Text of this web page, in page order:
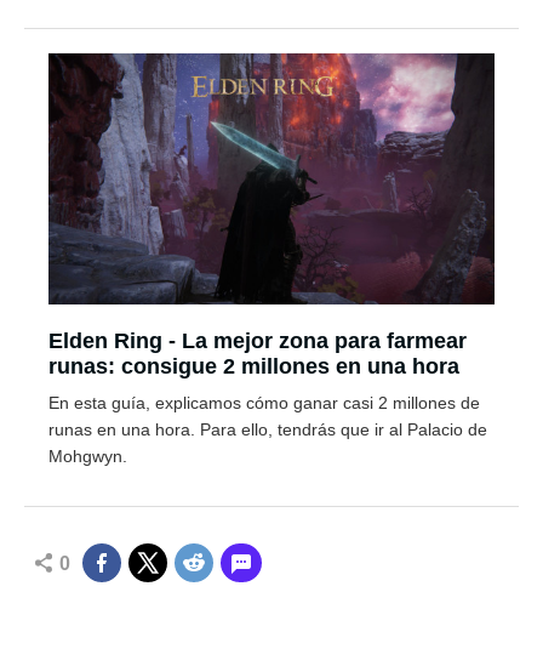
Elden Ring - La mejor zona para farmear
runas: consigue 2 millones en una hora
En esta guía, explicamos cómo ganar casi 2 millones de
runas en una hora. Para ello, tendrás que ir al Palacio de
Mohgwyn.
0